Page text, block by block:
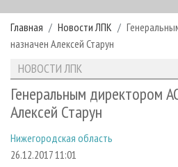
РУБРИКИ И ТЕМЫ
РУБРИКИ ЖУРНАЛА
ЛЕСОЗАГОТОВКА
ЛЕСОПИЛЕНИЕ
СУШКА ДРЕВЕСИНЫ
НОВОСТИ
НОВОСТИ ЛПК
НОВОСТИ ЖУРНАЛА
ПРОЕКТЫ ЛПИ
АНАЛИТИКА
ПРЕДПРИЯТИЯ ЛПК
ПЕРСОНЫ
АРХИВ ЖУРНАЛОВ
О ЖУРНАЛЕ
КОНТАКТЫ
РЕКЛАМОДАТЕЛЯМ
РЕКЛАМА
Главная Новости ЛПК
назначен Алексей Старун
НОВОСТИ ЛПК
Генеральным директором
Алексей Старун
Нижегородская область
26.12.2017 11:01